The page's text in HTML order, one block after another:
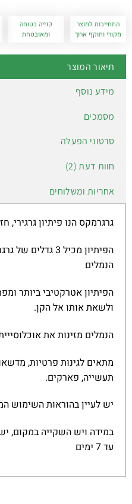
התחייבות למוצר
מקורי ותוקף ארוך
קנייה בטוחה
ומאובטחת
תיאור המוצר
מידע נוסף
מסמכים
סרטוני הפעלה
חוות דעת (2)
אחריות ומשלוחים
גרגרמקס הנו פיתיון גרגירי,
הפיתיון מכיל 3
הנמלים
הפיתיון אטרקטיבי ביותר
ולשאת אותו אל הקן.
הנמלים מזינות את
מתאים לגינות פרטיות,
תעשייה, פארקים.
יש לעיין בהוראות השימוש
עד 7 ימים